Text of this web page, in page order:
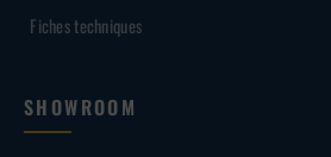
Fiches techniques
SHOWROOM